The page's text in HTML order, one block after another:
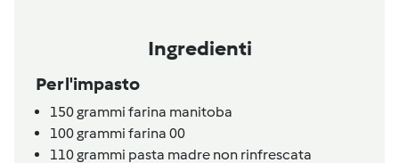
Ingredienti
Per l'impasto
150grammi farina manitoba
100grammi farina 00
110grammi pasta madre non rinfrescata